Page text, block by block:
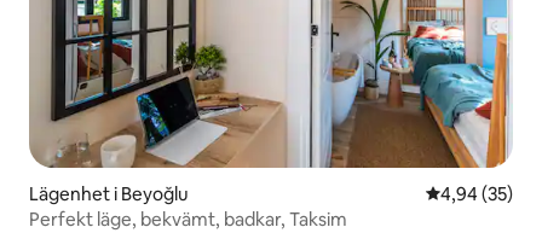
Lägenhet i Beyoğlu 4,94 av 5 i
4,94 (35)
Perfekt läge, bekvämt, badkar, Taksim